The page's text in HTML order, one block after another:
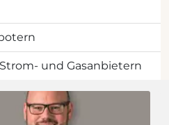
und Gasanbietern